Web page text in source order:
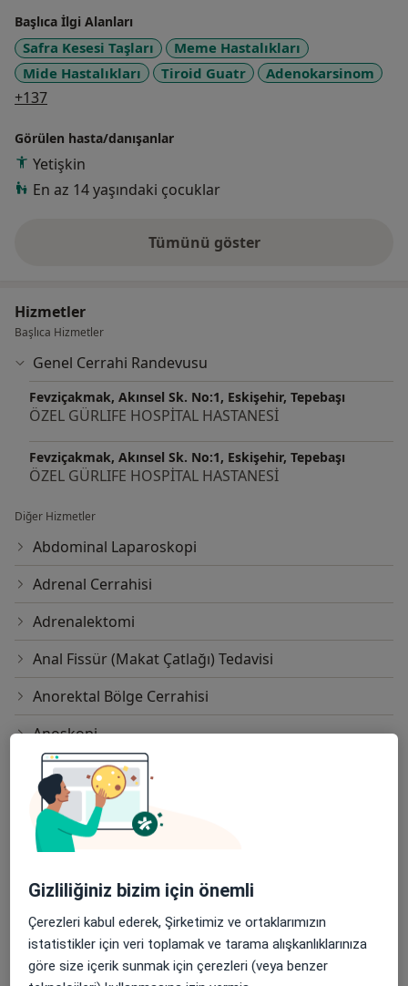
Başlıca İlgi Alanları
Safra Kesesi Taşları
Meme Hastalıkları
Mide Hastalıkları
Tiroid Guatr Adenokarsinom
+137a11y_sr_more_diseases
Görülen hasta/danışanlar
Yetişkin
En az 14 yaşındaki çocuklar
Tümünü gösterdeneyim hakkında
Hizmetler
Başlıca Hizmetler
Genel Cerrahi Randevusu
Fevziçakmak, Akınsel Sk. No:1, Eskişehir, Tepebaşı
ÖZEL GÜRLIFE HOSPİTAL HASTANESİ
Fevziçakmak, Akınsel Sk. No:1, Eskişehir, Tepebaşı
ÖZEL GÜRLIFE HOSPİTAL HASTANESİ
Diğer Hizmetler
Abdominal Laparoskopi
Adrenal Cerrahisi
Adrenalektomi
Anal Fissür (Makat Çatlağı) Tedavisi
Anorektal Bölge Cerrahisi
Anoskopi
Apandisit Alınması
Apendektomi
Asit Tedavisi
Bağırsak Kanseri Ameliyatı
Böbrek Üstü Bezi Cerrahisi
Endokrin Cerrahisi
Gizliliğiniz bizim için önemli
Çerezleri kabul ederek, Şirketimiz ve ortaklarımızın
istatistikler için veri toplamak ve tarama alışkanlıklarınıza
göre size içerik sunmak için çerezleri (veya benzer